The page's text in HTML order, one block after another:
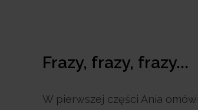
Frazy, frazy, frazy...
W pierwszej części Ania